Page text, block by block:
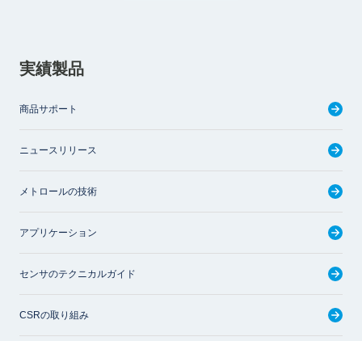
実績製品
商品サポート
ニュースリリース
メトロールの技術
アプリケーション
センサのテクニカルガイド
CSRの取り組み